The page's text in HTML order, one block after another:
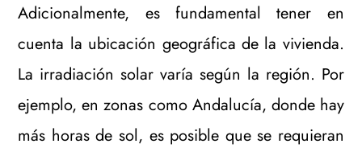
Adicionalmente, es fundamental tener en
cuenta la ubicación geográfica de la vivienda.
La irradiación solar varía según la región. Por
ejemplo, en zonas como Andalucía, donde hay
más horas de sol, es posible que se requieran